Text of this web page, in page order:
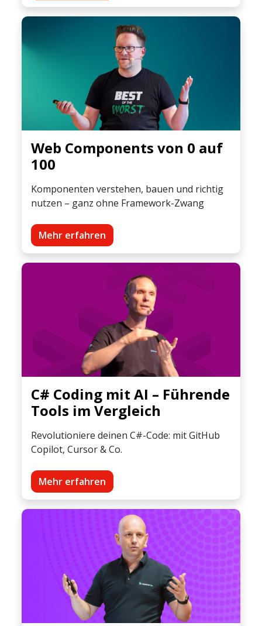
Web Components von 0 auf
100
Komponenten verstehen, bauen und richtig
nutzen – ganz ohne Framework-Zwang
Mehr erfahren
C# Coding mit AI – Führende
Tools im Vergleich
Revolutioniere deinen C#-Code: mit GitHub
Copilot, Cursor & Co.
Mehr erfahren